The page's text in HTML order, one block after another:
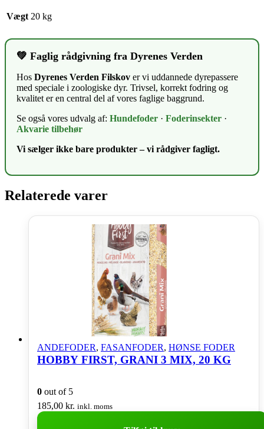
Vægt 20 kg
💚 Faglig rådgivning fra Dyrenes Verden
Hos Dyrenes Verden Filskov er vi uddannede dyrepassere
med speciale i zoologiske dyr. Trivsel, korrekt fodring og
kvalitet er en central del af vores faglige baggrund.
Se også vores udvalg af: Hundefoder · Foderinsekter ·
Akvarie tilbehør
Vi sælger ikke bare produkter – vi rådgiver fagligt.
Relaterede varer
ANDEFODER, FASANFODER, HØNSE FODER
HOBBY FIRST, GRANI 3 MIX, 20 KG
0 out of 5
185,00 kr. inkl. moms